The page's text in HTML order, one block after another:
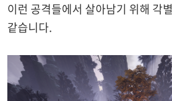
이런 공격들에서 살아남기 위해 각
같습니다.